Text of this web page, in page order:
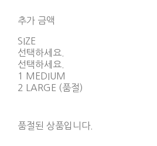
추가 금액
SIZE
선택하세요.
선택하세요.
1 MEDIUM
2 LARGE (품절)
품절된 상품입니다.